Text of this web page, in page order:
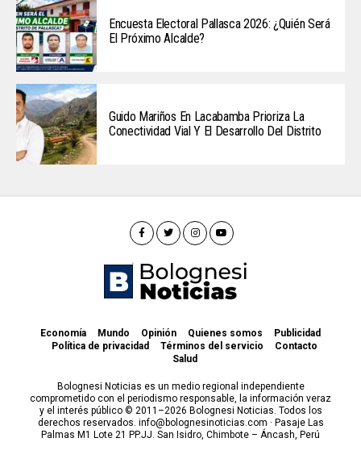
Encuesta Electoral Pallasca 2026: ¿Quién Será
El Próximo Alcalde?
Guido Mariños En Lacabamba Prioriza La
Conectividad Vial Y El Desarrollo Del Distrito
Economía Mundo Opinión Quienes somos
Publicidad
Política de privacidad
Términos del servicio
Contacto
Salud
Bolognesi Noticias es un medio regional independiente
comprometido con el periodismo responsable, la información veraz
y el interés público © 2011–2026 Bolognesi Noticias. Todos los
derechos reservados. info@bolognesinoticias.com · Pasaje Las
Palmas M1 Lote 21 PP.JJ. San Isidro, Chimbote – Áncash, Perú